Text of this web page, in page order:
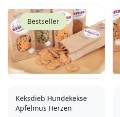
Bestseller
Keksdieb Hundekekse
Apfelmus Herzen